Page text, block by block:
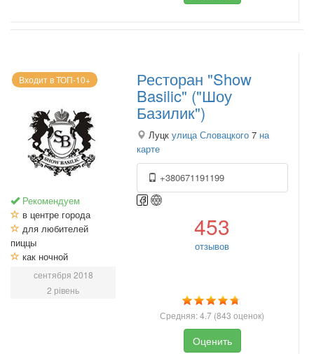
Входит в ТОП-10+
Рекомендуем
в центре города
для любителей
пиццы
как ночной
сентября 2018
2 рівень
Ресторан "Show
Basilic" ("Шоу
Базилик")
Луцк улица Словацкого 7 на
карте
+380671191199
453
отзывов
Средняя:4.7 (843 оценок)
Оценить